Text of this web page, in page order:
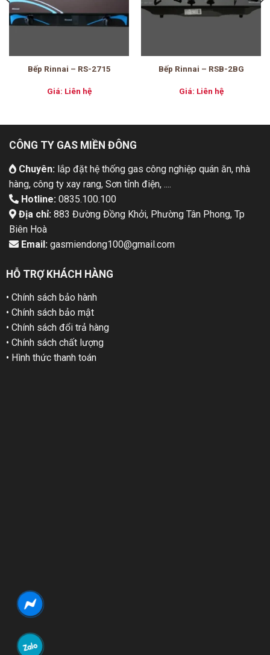
Bếp Rinnai – RS-2715
Giá: Liên hệ
Bếp Rinnai – RSB-2BG
Giá: Liên hệ
CÔNG TY GAS MIỀN ĐÔNG
Chuyên:lắp đặt hệ thống gas công nghiệp quán ăn, nhà
hàng, công ty xay rang, Sơn tỉnh điện, ....
Hotline: 0835.100.100
Địa chỉ:883 Đường Đồng Khởi, Phường Tân Phong, Tp
Biên Hoà
Email:gasmiendong100@gmail.com
HỖ TRỢ KHÁCH HÀNG
• Chính sách bảo hành
• Chính sách bảo mật
• Chính sách đổi trả hàng
• Chính sách chất lượng
• Hình thức thanh toán